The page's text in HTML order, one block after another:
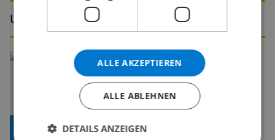
Umgebung
KARTE
Lesen Sie mehr über:
Spanien>Costa Dorada>Miami Platja
ALLE AKZEPTIEREN
ALLE ABLEHNEN
DETAILS ANZEIGEN